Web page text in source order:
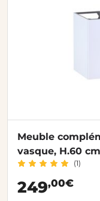
Meuble
vasque, H.60
verni laqué
(1)
249,00€